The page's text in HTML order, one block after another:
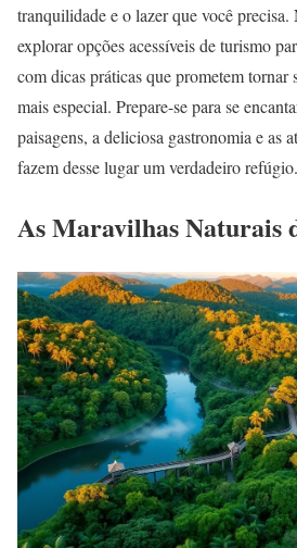
tranquilidade e o lazer que você precisa.
explorar opções acessíveis de turismo
com dicas práticas que prometem tornar
mais especial. Prepare-se para se
paisagens, a deliciosa gastronomia e as
fazem desse lugar um verdadeiro refúgio.
As Maravilhas Naturais